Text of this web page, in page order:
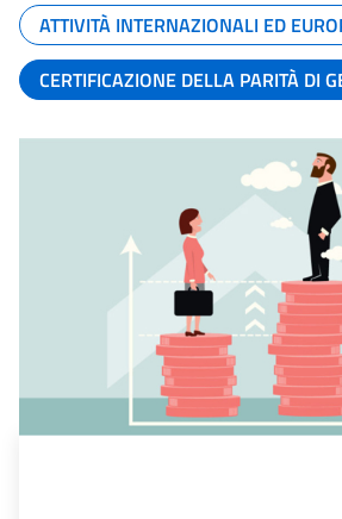
ATTIVITÀ INTERNAZIONALI ED
CERTIFICAZIONE DELLA PARITÀ DI